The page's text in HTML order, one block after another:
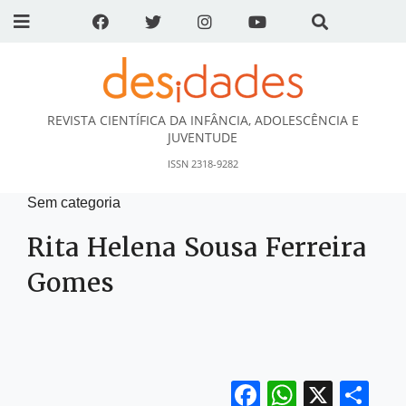
DESidades
REVISTA CIENTÍFICA DA INFÂNCIA, ADOLESCÊNCIA E
JUVENTUDE
ISSN 2318-9282
Sem categoria
Rita Helena Sousa Ferreira
Gomes
Facebook
X